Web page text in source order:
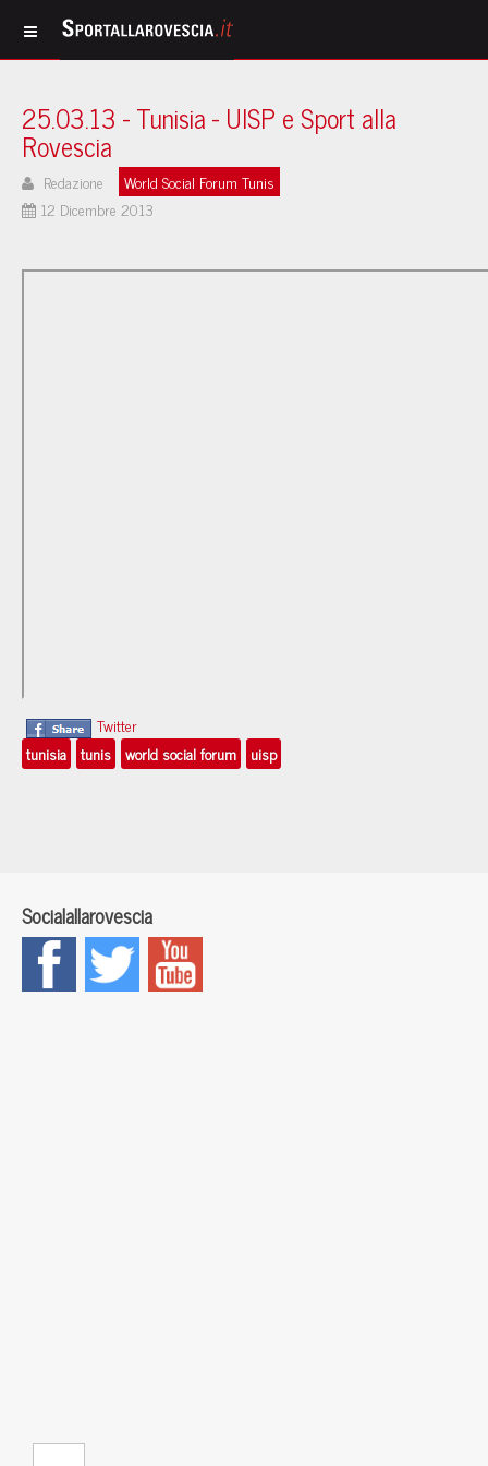
25.03.13 - Tunisia - UISP e Sport alla
Rovescia
Redazione
World Social Forum Tunis
12 Dicembre 2013
Twitter
tunisia tunis world social forum uisp
Socialallarovescia